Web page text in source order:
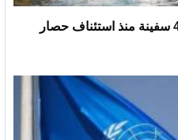
الولايات المتحدة: تحويل مسار 48 سفينة منذ استئناف حصار